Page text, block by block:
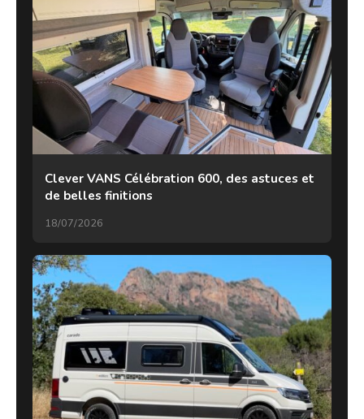
Clever VANS Célébration 600, des astuces et
de belles finitions
18/07/2026